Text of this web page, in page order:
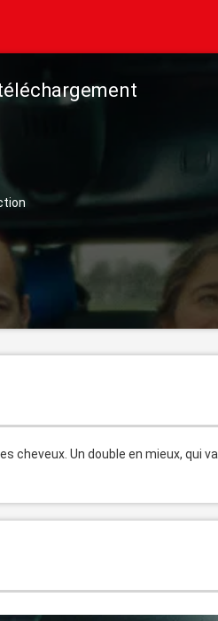
cheveux. Un double en mieux, qui va